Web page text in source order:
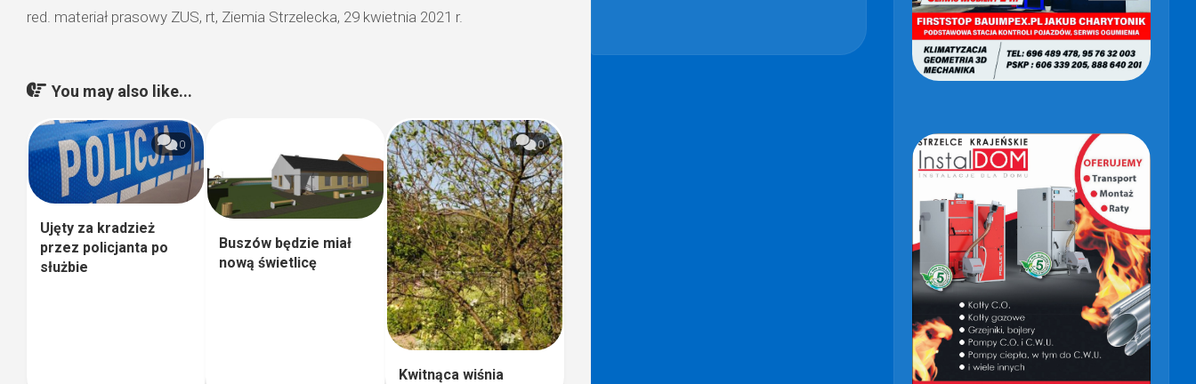
red. materiał prasowy ZUS, rt, Ziemia Strzelecka, 29 kwietnia 2021 r.
You may also like...
0
Ujęty za kradzież
przez policjanta po
służbie
Buszów będzie miał
nową świetlicę
0
Kwitnąca wiśnia